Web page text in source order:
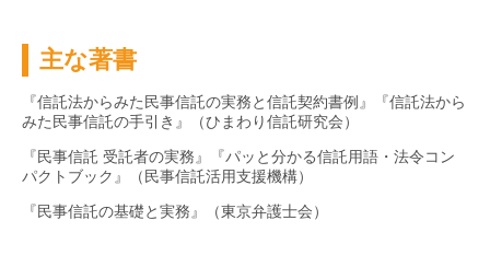
主な著書
『信託法からみた民事信託の実務と信託契約書例』『信託法から
みた民事信託の手引き』（ひまわり信託研究会）
『民事信託 受託者の実務』『パッと分かる信託用語・法令コン
パクトブック』（民事信託活用支援機構）
『民事信託の基礎と実務』（東京弁護士会）